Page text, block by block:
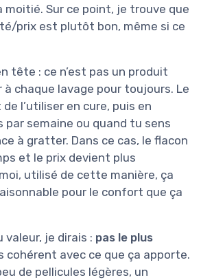
moitié. Sur ce point, je trouve que
prix est plutôt bon, même si ce
tête : ce n’est pas un produit
chaque lavage pour toujours. Le
de l’utiliser en cure, puis en
semaine ou quand tu sens
à gratter. Dans ce cas, le flacon
et le prix devient plus
utilisé de cette manière, ça
pour le confort que ça
valeur, je dirais : pas le plus
cohérent avec ce que ça apporte.
de pellicules légères, un